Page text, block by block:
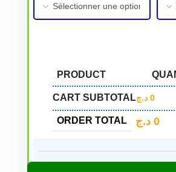
PRODUCT
CART SUBTOTAL 0 د.ج
ORDER TOTAL 0 د.ج